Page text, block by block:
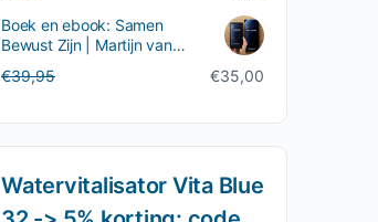
was:
€7,50.
is:
€7,12.
Boek en ebook: Samen
Bewust Zijn | Martijn van
Staveren
€39,95Oorspronkelijke
€35,00
Huidige
Watervitalisator Vita Blue